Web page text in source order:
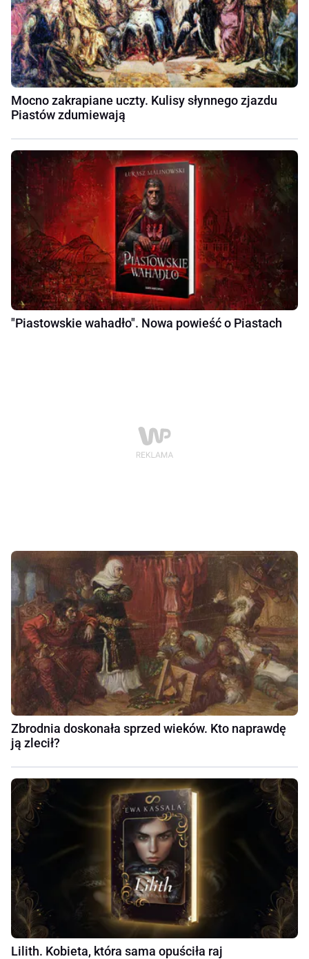
Mocno zakrapiane uczty. Kulisy słynnego zjazdu
Piastów zdumiewają
"Piastowskie wahadło". Nowa powieść o Piastach
Zbrodnia doskonała sprzed wieków. Kto naprawdę
ją zlecił?
Lilith. Kobieta, która sama opuściła raj